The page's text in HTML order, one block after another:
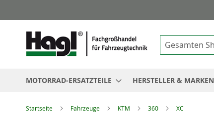
MOTORRAD-ERSATZTEILE HERSTELLER & MARKEN
Startseite Fahrzeuge KTM 360 XC